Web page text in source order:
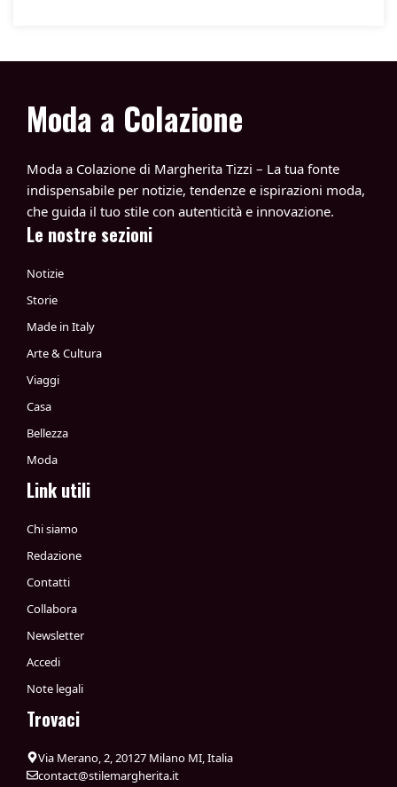
Moda a Colazione
Moda a Colazione di Margherita Tizzi – La tua fonte
indispensabile per notizie, tendenze e ispirazioni moda,
che guida il tuo stile con autenticità e innovazione.
Le nostre sezioni
Notizie
Storie
Made in Italy
Arte & Cultura
Viaggi
Casa
Bellezza
Moda
Link utili
Chi siamo
Redazione
Contatti
Collabora
Newsletter
Accedi
Note legali
Trovaci
Via Merano, 2, 20127 Milano MI, Italia
contact@stilemargherita.it